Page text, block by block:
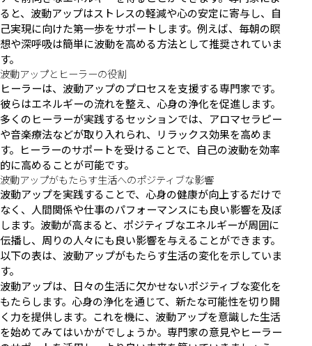
ると、波動アップはストレスの軽減や心の安定に寄与し、自
己実現に向けた第一歩をサポートします。例えば、毎朝の瞑
想や深呼吸は簡単に波動を高める方法として推奨されていま
す。
波動アップとヒーラーの役割
ヒーラーは、波動アップのプロセスを支援する専門家です。
彼らはエネルギーの流れを整え、心身の浄化を促進します。
多くのヒーラーが実践するセッションでは、アロマセラピー
や音楽療法などが取り入れられ、リラックス効果を高めま
す。ヒーラーのサポートを受けることで、自己の波動を効率
的に高めることが可能です。
波動アップがもたらす生活へのポジティブな影響
波動アップを実践することで、心身の健康が向上するだけで
なく、人間関係や仕事のパフォーマンスにも良い影響を及ぼ
します。波動が高まると、ポジティブなエネルギーが周囲に
伝播し、周りの人々にも良い影響を与えることができます。
以下の表は、波動アップがもたらす生活の変化を示していま
す。
波動アップは、日々の生活に欠かせないポジティブな変化を
もたらします。心身の浄化を通じて、新たな可能性を切り開
く力を提供します。これを機に、波動アップを意識した生活
を始めてみてはいかがでしょうか。専門家の意見やヒーラー